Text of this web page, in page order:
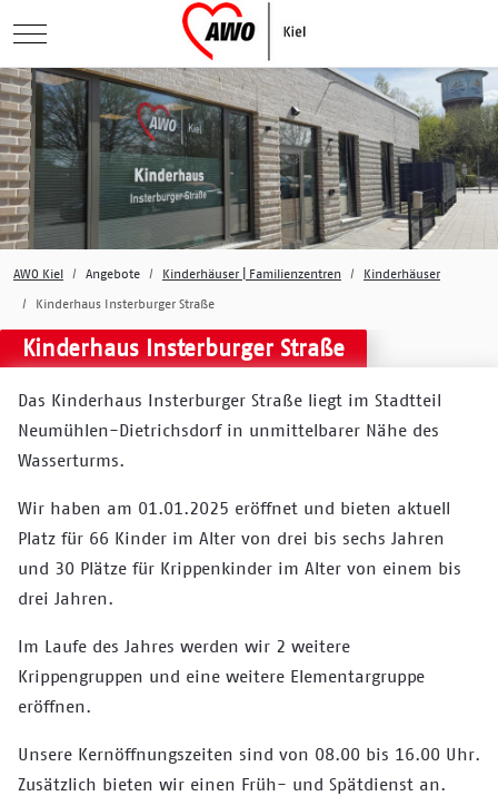
Mobile Menu Toggle
AWO Kiel Angebote Kinderhäuser | Familienzentren Kinderhäuser
Kinderhaus Insterburger Straße
Kinderhaus Insterburger Straße
Das Kinderhaus Insterburger Straße liegt im Stadtteil
Neumühlen-Dietrichsdorf in unmittelbarer Nähe des
Wasserturms.
Wir haben am 01.01.2025 eröffnet und bieten aktuell
Platz für 66 Kinder im Alter von drei bis sechs Jahren
und 30 Plätze für Krippenkinder im Alter von einem bis
drei Jahren.
Im Laufe des Jahres werden wir 2 weitere
Krippengruppen und eine weitere Elementargruppe
eröffnen.
Unsere Kernöffnungszeiten sind von 08.00 bis 16.00 Uhr.
Zusätzlich bieten wir einen Früh- und Spätdienst an.